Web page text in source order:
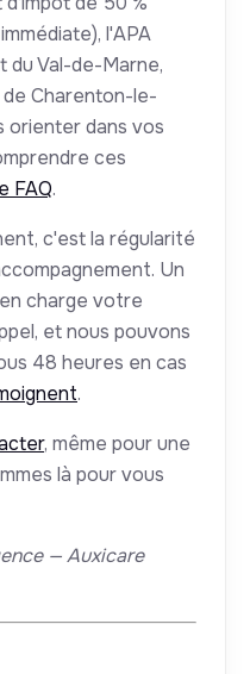
l'APA
du Val-de-Marne,
de Charenton-le-
orienter dans vos
ces
FAQ.
c'est la régularité
Un
charge votre
et nous pouvons
48 heures en cas
.
, même pour une
là pour vous
— Auxicare